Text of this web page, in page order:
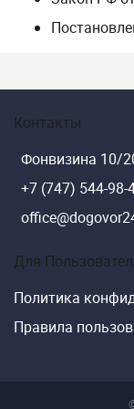
Контакты
Фонвизина 10/
+7 (747) 544-98-
Для
Политика
Правила